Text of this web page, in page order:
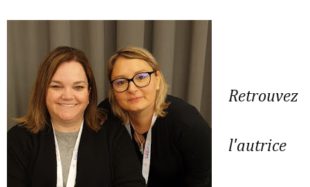
Retrouvez
l'autrice